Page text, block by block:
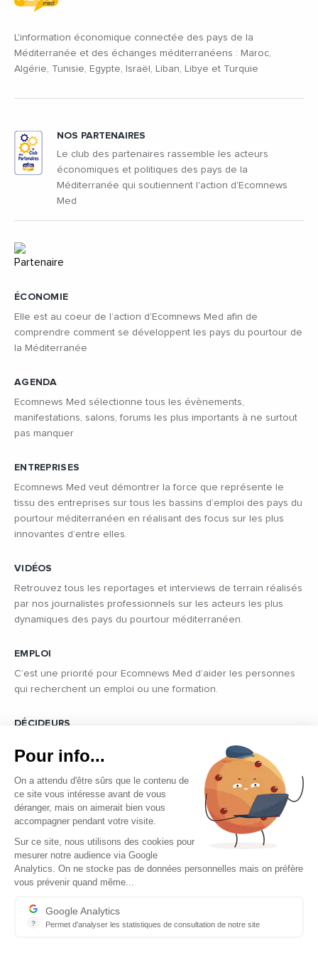
L'information économique connectée des pays de la
Méditerranée et des échanges méditerranéens : Maroc,
Algérie, Tunisie, Egypte, Israël, Liban, Libye et Turquie
ÉCONOMIE
Elle est au coeur de l’action d’Ecomnews Med afin de
comprendre comment se développent les pays du pourtour de
la Méditerranée
AGENDA
Ecomnews Med sélectionne tous les évènements,
manifestations, salons, forums les plus importants à ne surtout
pas manquer
ENTREPRISES
Ecomnews Med veut démontrer la force que représente le
tissu des entreprises sur tous les bassins d’emploi des pays du
pourtour méditerranéen en réalisant des focus sur les plus
innovantes d’entre elles.
VIDÉOS
Retrouvez tous les reportages et interviews de terrain réalisés
par nos journalistes professionnels sur les acteurs les plus
dynamiques des pays du pourtour méditerranéen.
EMPLOI
C’est une priorité pour Ecomnews Med d’aider les personnes
qui recherchent un emploi ou une formation.
DÉCIDEURS
politique des pays du pourtour de la Méditerranée.
NOS PARTENAIRES
Le club des partenaires rassemble les acteurs
économiques et politiques des pays de la
Méditerranée qui soutiennent l'action d'Ecomnews
Med
Copyright © 2026 - Tous droits réservés
Qui sommes-nous ?
Contact
Mentions légales
Pour info...
On a attendu d'être sûrs que le contenu de
ce site vous intéresse avant de vous
déranger, mais on aimerait bien vous
accompagner pendant votre visite.
Sur ce site, nous utilisons des cookies pour
mesurer notre audience via Google
Analytics. On ne stocke pas de données personnelles mais on préfère
vous prévenir quand même...
?
Google Analytics
Permet d'analyser les statistiques de consultation de notre site